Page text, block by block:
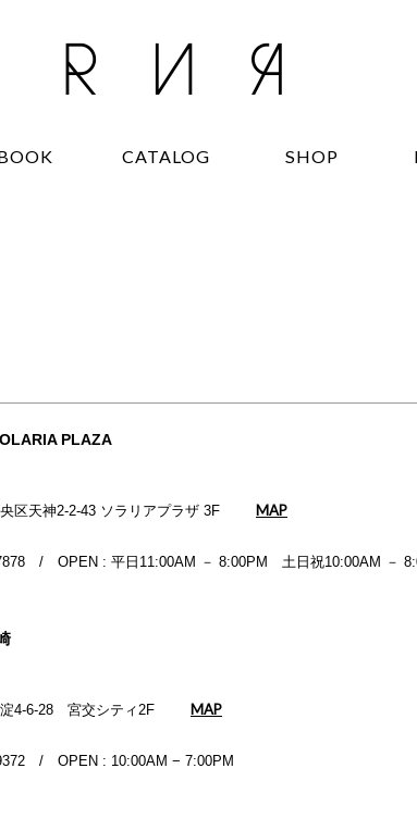
CATALOG SHOP
PLAZA
区天神2-2-43 ソラリアプラザ 3F
MAP
/ OPEN : 平日11:00AM － 8:00PM 土日祝10:00AM －
4-6-28 宮交シティ2F
MAP
/ OPEN : 10:00AM − 7:00PM